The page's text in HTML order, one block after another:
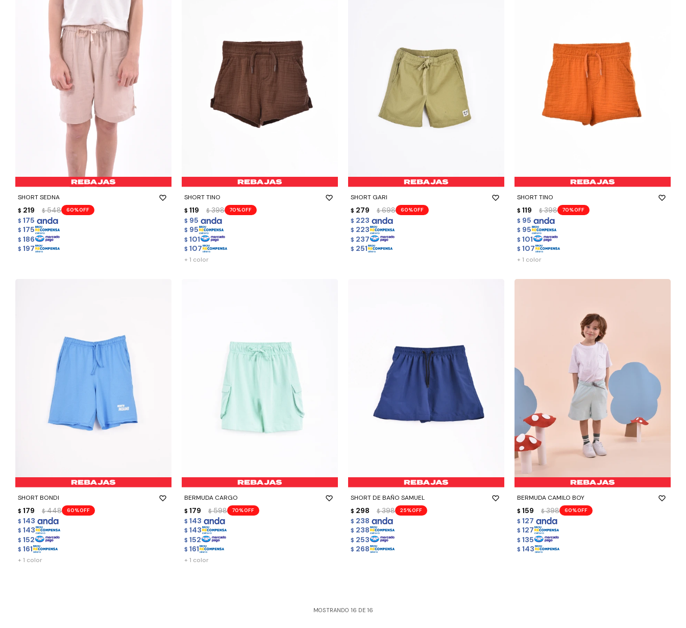
SHORT SEDNA
$ 219 $ 548 60
$ 175
$ 175
$ 186
$ 197
- +
SHORT TINO
$ 119 $ 398 70
$ 95
$ 95
$ 101
$ 107
- +
+ 1 color
SHORT GARI
$ 279 $ 698 60
$ 223
$ 223
$ 237
$ 251
- +
SHORT TINO
$ 119 $ 398 70
$ 95
$ 95
$ 101
$ 107
- +
+ 1 color
SHORT BONDI
$ 179 $ 448 60
$ 143
$ 143
$ 152
$ 161
- +
+ 1 color
BERMUDA CARGO
$ 179 $ 598 70
$ 143
$ 143
$ 152
$ 161
- +
+ 1 color
SHORT DE BAÑO SAMUEL
$ 298 $ 398 25
$ 238
$ 238
$ 253
$ 268
- +
BERMUDA CAMILO BOY
$ 159 $ 398 60
$ 127
$ 127
$ 135
$ 143
- +
MOSTRANDO 16 DE 16